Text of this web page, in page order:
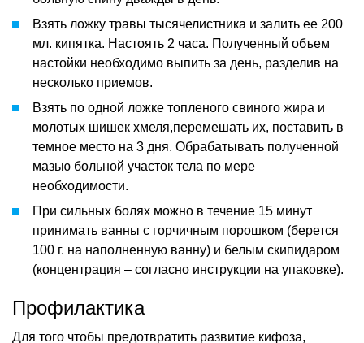
Взять ложку травы тысячелистника и залить ее 200
мл. кипятка. Настоять 2 часа. Полученный объем
настойки необходимо выпить за день, разделив на
несколько приемов.
Взять по одной ложке топленого свиного жира и
молотых шишек хмеля,перемешать их, поставить в
темное место на 3 дня. Обрабатывать полученной
мазью больной участок тела по мере
необходимости.
При сильных болях можно в течение 15 минут
принимать ванны с горчичным порошком (берется
100 г. на наполненную ванну) и белым скипидаром
(концентрация – согласно инструкции на упаковке).
Профилактика
Для того чтобы предотвратить развитие кифоза,